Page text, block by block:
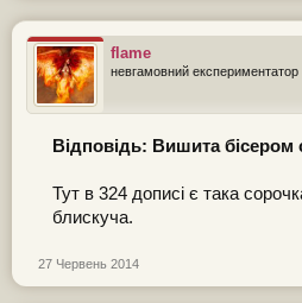
flame
невгамовний експериментатор
Відповідь: Вишита бісером
Тут в 324 дописі є така
блискуча.
27 Червень 2014